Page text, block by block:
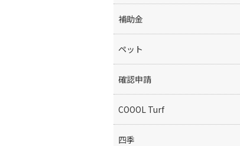
補助金
ペット
確認申請
COOOL Turf
四季